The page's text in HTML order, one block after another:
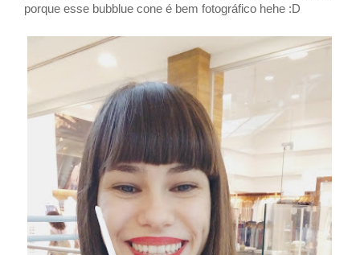
porque esse bubblue cone é bem fotográfico hehe :D